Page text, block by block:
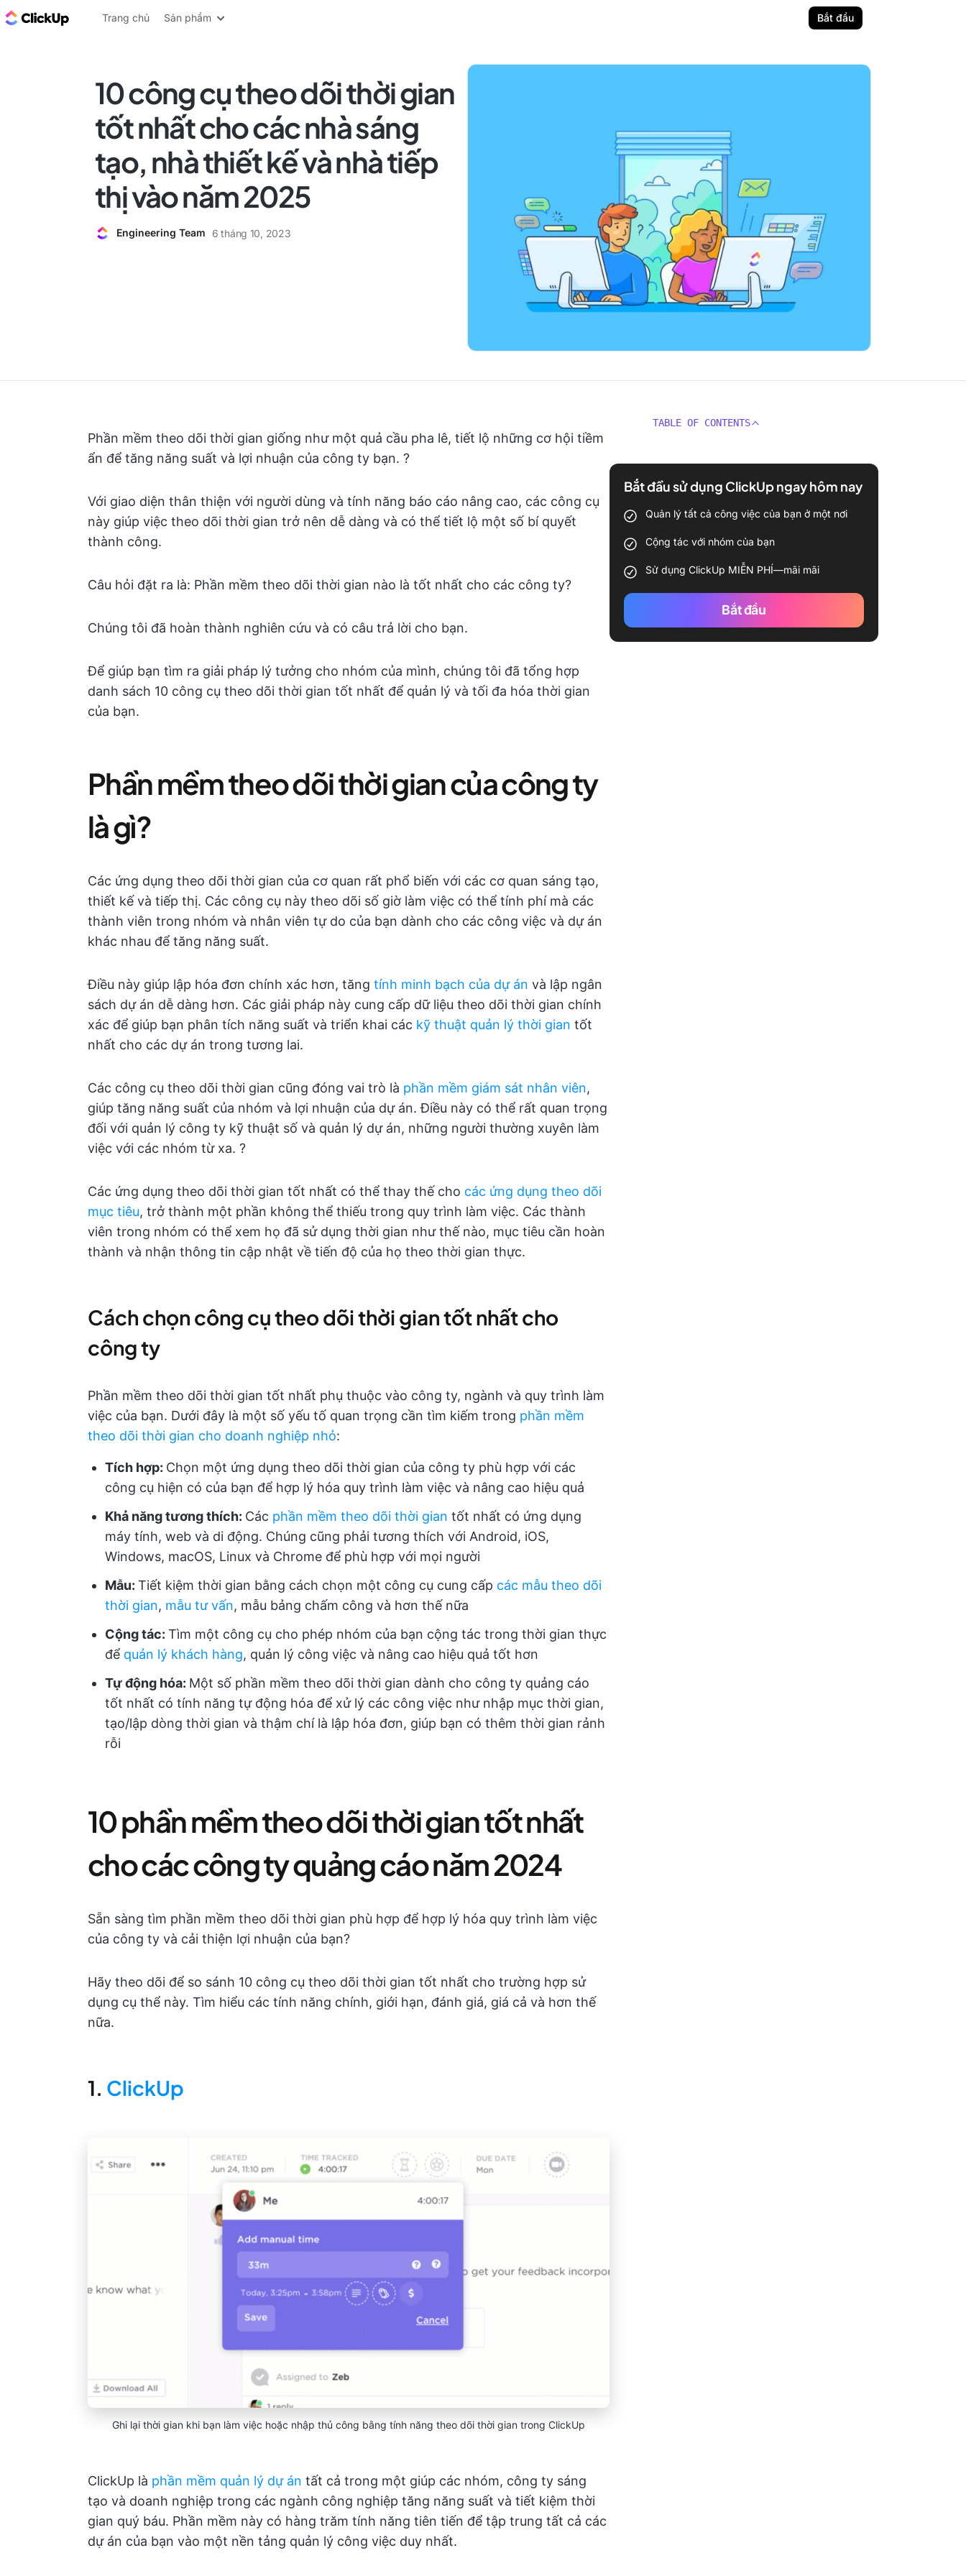
ClickUp Blog
Trang chủ Sản phẩm Bắt đầu
10 công cụ theo dõi thời gian
tốt nhất cho các nhà sáng
tạo, nhà thiết kế và nhà tiếp
thị vào năm 2025
Engineering Team 6 tháng 10, 2023
Phần mềm theo dõi thời gian giống như một quả cầu pha lê, tiết lộ những cơ hội tiềm
ẩn để tăng năng suất và lợi nhuận của công ty bạn. ?
Với giao diện thân thiện với người dùng và tính năng báo cáo nâng cao, các công cụ
này giúp việc theo dõi thời gian trở nên dễ dàng và có thể tiết lộ một số bí quyết
thành công.
Câu hỏi đặt ra là: Phần mềm theo dõi thời gian nào là tốt nhất cho các công ty?
Chúng tôi đã hoàn thành nghiên cứu và có câu trả lời cho bạn.
Để giúp bạn tìm ra giải pháp lý tưởng cho nhóm của mình, chúng tôi đã tổng hợp
danh sách 10 công cụ theo dõi thời gian tốt nhất để quản lý và tối đa hóa thời gian
của bạn.
Phần mềm theo dõi thời gian của công ty
là gì?
Các ứng dụng theo dõi thời gian của cơ quan rất phổ biến với các cơ quan sáng tạo,
thiết kế và tiếp thị. Các công cụ này theo dõi số giờ làm việc có thể tính phí mà các
thành viên trong nhóm và nhân viên tự do của bạn dành cho các công việc và dự án
khác nhau để tăng năng suất.
Điều này giúp lập hóa đơn chính xác hơn, tăng tính minh bạch của dự án và lập ngân
sách dự án dễ dàng hơn. Các giải pháp này cung cấp dữ liệu theo dõi thời gian chính
xác để giúp bạn phân tích năng suất và triển khai các kỹ thuật quản lý thời gian tốt
nhất cho các dự án trong tương lai.
Các công cụ theo dõi thời gian cũng đóng vai trò là phần mềm giám sát nhân viên,
giúp tăng năng suất của nhóm và lợi nhuận của dự án. Điều này có thể rất quan trọng
đối với quản lý công ty kỹ thuật số và quản lý dự án, những người thường xuyên làm
việc với các nhóm từ xa. ?
Các ứng dụng theo dõi thời gian tốt nhất có thể thay thế cho các ứng dụng theo dõi
mục tiêu, trở thành một phần không thể thiếu trong quy trình làm việc. Các thành
viên trong nhóm có thể xem họ đã sử dụng thời gian như thế nào, mục tiêu cần hoàn
thành và nhận thông tin cập nhật về tiến độ của họ theo thời gian thực.
Cách chọn công cụ theo dõi thời gian tốt nhất cho
công ty
Phần mềm theo dõi thời gian tốt nhất phụ thuộc vào công ty, ngành và quy trình làm
việc của bạn. Dưới đây là một số yếu tố quan trọng cần tìm kiếm trong phần mềm
theo dõi thời gian cho doanh nghiệp nhỏ:
Tích hợp: Chọn một ứng dụng theo dõi thời gian của công ty phù hợp với các
công cụ hiện có của bạn để hợp lý hóa quy trình làm việc và nâng cao hiệu quả
Khả năng tương thích: Các phần mềm theo dõi thời gian tốt nhất có ứng dụng
máy tính, web và di động. Chúng cũng phải tương thích với Android, iOS,
Windows, macOS, Linux và Chrome để phù hợp với mọi người
Mẫu: Tiết kiệm thời gian bằng cách chọn một công cụ cung cấp các mẫu theo dõi
thời gian, mẫu tư vấn, mẫu bảng chấm công và hơn thế nữa
Cộng tác: Tìm một công cụ cho phép nhóm của bạn cộng tác trong thời gian thực
để quản lý khách hàng, quản lý công việc và nâng cao hiệu quả tốt hơn
Tự động hóa: Một số phần mềm theo dõi thời gian dành cho công ty quảng cáo
tốt nhất có tính năng tự động hóa để xử lý các công việc như nhập mục thời gian,
tạo/lập dòng thời gian và thậm chí là lập hóa đơn, giúp bạn có thêm thời gian rảnh
rỗi
10 phần mềm theo dõi thời gian tốt nhất
cho các công ty quảng cáo năm 2024
Sẵn sàng tìm phần mềm theo dõi thời gian phù hợp để hợp lý hóa quy trình làm việc
của công ty và cải thiện lợi nhuận của bạn?
Hãy theo dõi để so sánh 10 công cụ theo dõi thời gian tốt nhất cho trường hợp sử
dụng cụ thể này. Tìm hiểu các tính năng chính, giới hạn, đánh giá, giá cả và hơn thế
nữa.
1. ClickUp
Ghi lại thời gian khi bạn làm việc hoặc nhập thủ công bằng tính năng theo dõi thời gian trong ClickUp
ClickUp là phần mềm quản lý dự án tất cả trong một giúp các nhóm, công ty sáng
tạo và doanh nghiệp trong các ngành công nghiệp tăng năng suất và tiết kiệm thời
gian quý báu. Phần mềm này có hàng trăm tính năng tiên tiến để tập trung tất cả các
dự án của bạn vào một nền tảng quản lý công việc duy nhất.
TABLE OF CONTENTS
Bắt đầu sử dụng ClickUp ngay hôm nay
Quản lý tất cả công việc của bạn ở một nơi
Cộng tác với nhóm của bạn
Sử dụng ClickUp MIỄN PHÍ—mãi mãi
Bắt đầu